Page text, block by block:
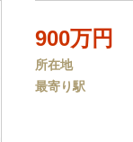
900万円
所在地
最寄り駅